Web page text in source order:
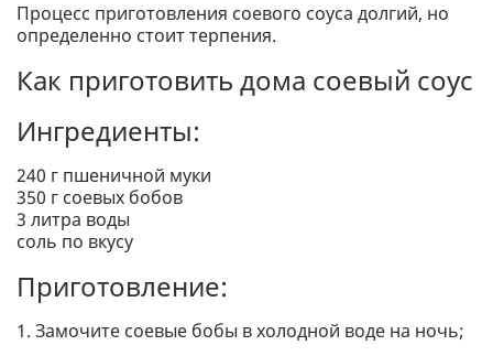
Процесс приготовления соевого соуса долгий, но
определенно стоит терпения.
Как приготовить дома соевый соус
Ингредиенты:
240 г пшеничной муки
350 г соевых бобов
3 литра воды
соль по вкусу
Приготовление:
1. Замочите соевые бобы в холодной воде на ночь;